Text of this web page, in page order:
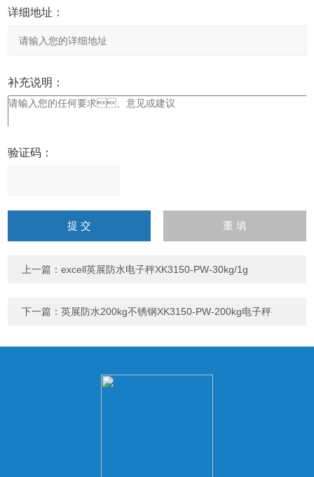
详细地址：
补充说明：
验证码：
字），如：三加四=7
上一篇：excell英展防水电子秤XK3150-PW-30kg/1g
下一篇：英展防水200kg不锈钢XK3150-PW-200kg电子秤